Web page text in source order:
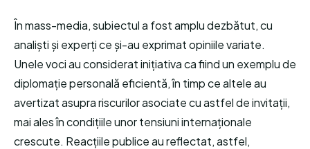
În mass-media, subiectul a fost amplu dezbătut, cu
analiști și experți ce și-au exprimat opiniile variate.
Unele voci au considerat inițiativa ca fiind un exemplu de
diplomație personală eficientă, în timp ce altele au
avertizat asupra riscurilor asociate cu astfel de invitații,
mai ales în condițiile unor tensiuni internaționale
crescute. Reacțiile publice au reflectat, astfel,